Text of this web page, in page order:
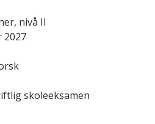
nivå II
2027
skoleeksamen